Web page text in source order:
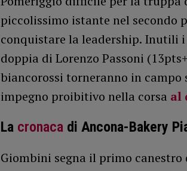
piccolissimo istante nel secondo
conquistare la leadership. Inutili
doppia di Lorenzo Passoni
biancorossi torneranno in
impegno proibitivo nella corsa al
La cronacadi Ancona-Bakery
Giombini segna il primo